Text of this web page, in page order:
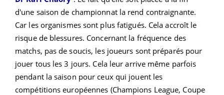
d'une saison de championnat la rend contraignante.
Car les organismes sont plus fatigués. Cela accroît le
risque de blessures. Concernant la fréquence des
matchs, pas de soucis, les joueurs sont préparés pour
jouer tous les 3 jours. Cela leur arrive même parfois
pendant la saison pour ceux qui jouent les
compétitions européennes (Champions League, Coupe